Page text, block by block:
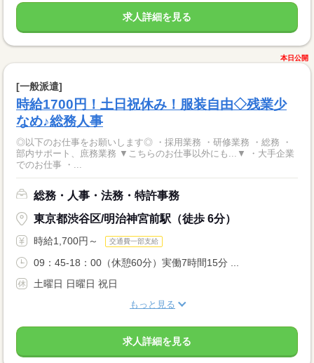
求人詳細を見る
本日公開
[一般派遣]
時給1700円！土日祝休み！服装自由◇残業少
なめ♪総務人事
◎以下のお仕事をお願いします◎ ・採用業務 ・研修業務 ・総務 ・
部内サポート、庶務業務 ▼こちらのお仕事以外にも...▼ ・大手企業
でのお仕事 ・...
総務・人事・法務・特許事務
東京都渋谷区/明治神宮前駅（徒歩 6分）
時給1,700円～ 交通費一部支給
09：45-18：00（休憩60分）実働7時間15分 ...
土曜日 日曜日 祝日
もっと見る
求人詳細を見る